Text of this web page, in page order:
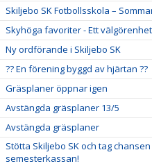
Skiljebo SK Fotbollsskola –
Skyhöga favoriter - Ett
Ny ordförande i Skiljebo SK
?? En förening byggd av hjärtan ??
Gräsplaner öppnar igen
Avstängda gräsplaner 13/5
Avstängda gräsplaner
Stötta Skiljebo SK och tag
semesterkassan!